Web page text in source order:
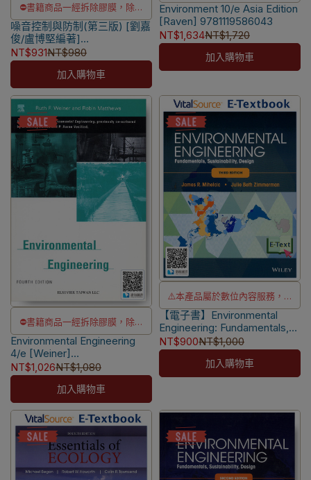
⛔書籍商品一經拆除膠膜，除非
瑕疵換書不提供退貨與退款
✅訂購數量5本以上另有優惠，請
洽LINE客服訂購
噪音控制與防制(第三版) [劉嘉
俊/盧博堅編著]
9789863631712
NT$931NT$980
加入購物車
瑕疵換書不提供退貨與退款
✅訂購數量5本以上另有優惠，請
洽LINE客服訂購
Environment 10/e Asia Edition
[Raven] 9781119586043
NT$1,634NT$1,720
加入購物車
⛔書籍商品一經拆除膠膜，除非
瑕疵換書不提供退貨與退款
✅訂購數量5本以上另有優惠，請
洽LINE客服訂購
Environmental Engineering
4/e [Weiner]
9789866538926
NT$1,026NT$1,080
加入購物車
⚠️本產品屬於數位內容服務，一
經購買不提供退貨與退款
⚠️電子書產品僅限台灣境內使
用，海外IP無法註冊成功
【電子書】Environmental
Engineering: Fundamentals,
Sustainability, Design 3/e
[Mihelcic]
NT$900NT$1,000
加入購物車